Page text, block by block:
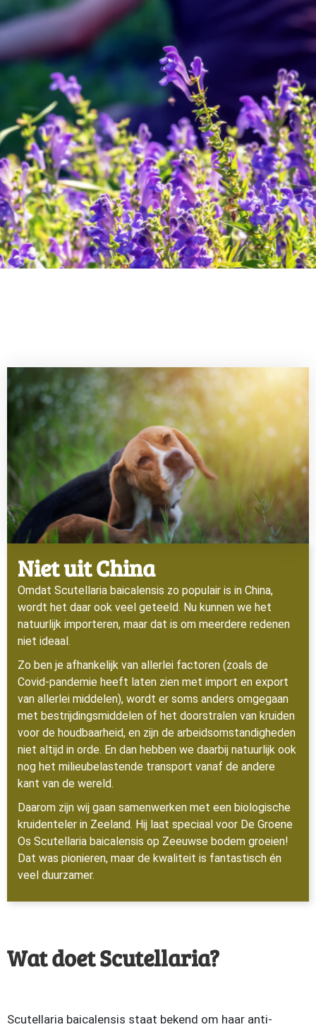
Niet uit China
Omdat Scutellaria baicalensis zo populair is in China,
wordt het daar ook veel geteeld. Nu kunnen we het
natuurlijk importeren, maar dat is om meerdere redenen
niet ideaal.
Zo ben je afhankelijk van allerlei factoren (zoals de
Covid-pandemie heeft laten zien met import en export
van allerlei middelen), wordt er soms anders omgegaan
met bestrijdingsmiddelen of het doorstralen van kruiden
voor de houdbaarheid, en zijn de arbeidsomstandigheden
niet altijd in orde. En dan hebben we daarbij natuurlijk ook
nog het milieubelastende transport vanaf de andere
kant van de wereld.
Daarom zijn wij gaan samenwerken met een biologische
kruidenteler in Zeeland. Hij laat speciaal voor De Groene
Os Scutellaria baicalensis op Zeeuwse bodem groeien!
Dat was pionieren, maar de kwaliteit is fantastisch én
veel duurzamer.
Wat doet Scutellaria?
Scutellaria baicalensis staat bekend om haar anti-